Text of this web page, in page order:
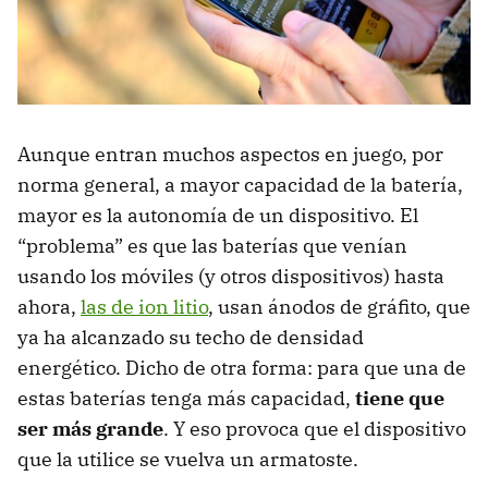
Vivo X200 FE
Oppo Find X9
Xiaomi 17 Ultra
Aunque entran muchos aspectos en juego, por
norma general, a mayor capacidad de la batería,
mayor es la autonomía de un dispositivo. El
“problema” es que las baterías que venían
usando los móviles (y otros dispositivos) hasta
ahora, las de ion litio, usan ánodos de gráfito, que
ya ha alcanzado su techo de densidad
energético. Dicho de otra forma: para que una de
estas baterías tenga más capacidad, tiene que
ser más grande. Y eso provoca que el dispositivo
que la utilice se vuelva un armatoste.